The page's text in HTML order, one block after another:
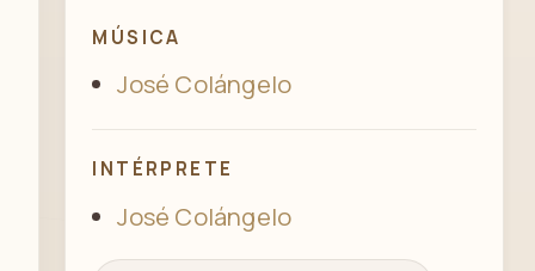
MÚSICA
José Colángelo
INTÉRPRETE
José Colángelo